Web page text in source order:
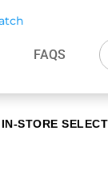
FAQS
IN-STORE